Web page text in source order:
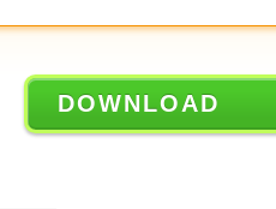
DOWNLOAD